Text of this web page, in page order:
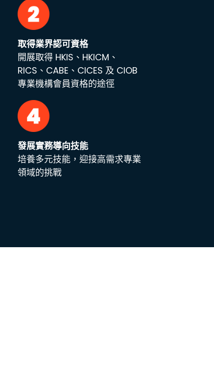
取得業界認可資格
開展取得 HKIS、HKICM、
RICS、CABE、CICES 及 CIOB
專業機構會員資格的途徑
發展實務導向技能
培養多元技能，迎接高需求專業
領域的挑戰